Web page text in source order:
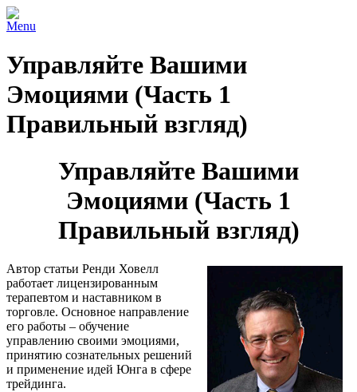
Menu
Управляйте Вашими
Эмоциями (Часть 1
Правильный взгляд)
Управляйте Вашими
Эмоциями (Часть 1
Правильный взгляд)
Автор статьи Ренди Ховелл
работает лицензированным
терапевтом и наставником в
торговле. Основное направление
его работы – обучение
управлению своими эмоциями,
принятию сознательных решений
и применение идей Юнга в сфере
трейдинга.